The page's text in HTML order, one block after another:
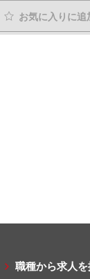
お気に入り に追
職種から求人